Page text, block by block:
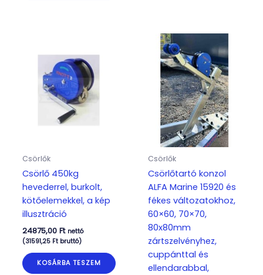
Csörlők
Csörlő 450kg
hevederrel, burkolt,
kötőelemekkel, a kép
illusztráció
24875,00 Ft nettó
(31591,25 Ftbruttó)
KOSÁRBA TESZEM
Csörlők
Csörlőtartó konzol
ALFA Marine 15920 és
fékes változatokhoz,
60×60, 70×70,
80x80mm
zártszelvényhez,
cuppánttal és
ellendarabbal,